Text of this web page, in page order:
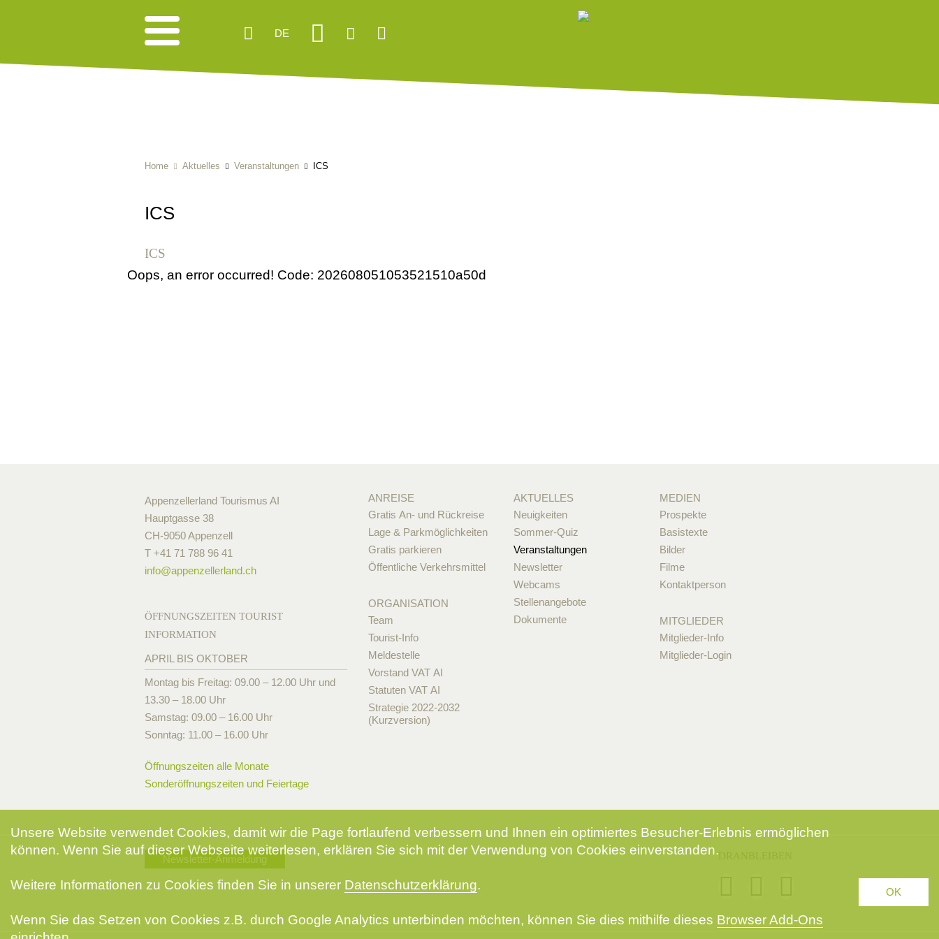
DE
Home Aktuelles Veranstaltungen ICS
ICS
ICS
Oops, an error occurred! Code: 202608051053521510a50d
Appenzellerland Tourismus AI
Hauptgasse 38
CH-9050 Appenzell
T +41 71 788 96 41
info@appenzellerland.ch
ÖFFNUNGSZEITEN TOURIST
INFORMATION
APRIL BIS OKTOBER
Montag bis Freitag: 09.00 – 12.00 Uhr und
13.30 – 18.00 Uhr
Samstag: 09.00 – 16.00 Uhr
Sonntag: 11.00 – 16.00 Uhr
Öffnungszeiten alle Monate
Sonderöffnungszeiten und Feiertage
ANREISE
Gratis An- und Rückreise
Lage & Parkmöglichkeiten
Gratis parkieren
Öffentliche Verkehrsmittel
ORGANISATION
Team
Tourist-Info
Meldestelle
Vorstand VAT AI
Statuten VAT AI
Strategie 2022-2032
(Kurzversion)
AKTUELLES
Neuigkeiten
Sommer-Quiz
Veranstaltungen
Newsletter
Webcams
Stellenangebote
Dokumente
MEDIEN
Prospekte
Basistexte
Bilder
Filme
Kontaktperson
MITGLIEDER
Mitglieder-Info
Mitglieder-Login
Newsletter-Anmeldung
Unsere Website verwendet Cookies, damit wir die Page fortlaufend verbessern und Ihnen ein optimiertes Besucher-Erlebnis ermöglichen
können. Wenn Sie auf dieser Webseite weiterlesen, erklären Sie sich mit der Verwendung von Cookies einverstanden.
Weitere Informationen zu Cookies finden Sie in unserer Datenschutzerklärung.
Wenn Sie das Setzen von Cookies z.B. durch Google Analytics unterbinden möchten, können Sie dies mithilfe dieses Browser Add-Ons
OK